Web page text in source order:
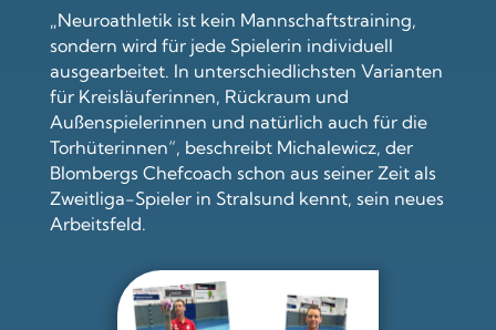
„Neuroathletik ist kein Mannschaftstraining,
sondern wird für jede Spielerin individuell
ausgearbeitet. In unterschiedlichsten Varianten
für Kreisläuferinnen, Rückraum und
Außenspielerinnen und natürlich auch für die
Torhüterinnen“, beschreibt Michalewicz, der
Blombergs Chefcoach schon aus seiner Zeit als
Zweitliga-Spieler in Stralsund kennt, sein neues
Arbeitsfeld.